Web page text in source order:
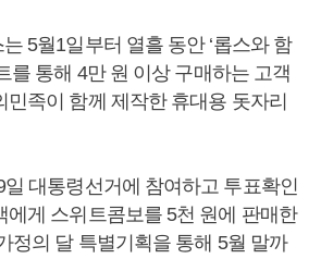
5월1일부터 열흘 동안 ‘롭스와 함
를 통해 4만 원 이상 구매하는 고객
민족이 함께 제작한 휴대용 돗자리
대통령선거에 참여하고 투표확인
에게 스위트콤보를 5천 원에 판매한
정의 달 특별기획을 통해 5월 말까